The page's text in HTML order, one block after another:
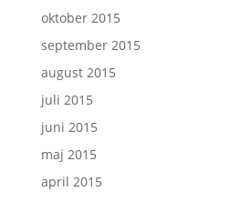
oktober 2015
september 2015
august 2015
juli 2015
juni 2015
maj 2015
april 2015